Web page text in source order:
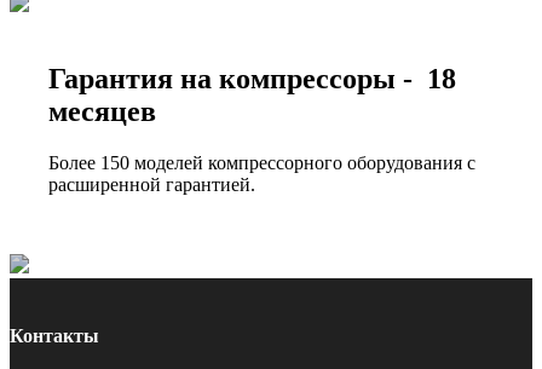
Гарантия на компрессоры - 18
месяцев
Более 150 моделей компрессорного оборудования с
расширенной гарантией.
Контакты